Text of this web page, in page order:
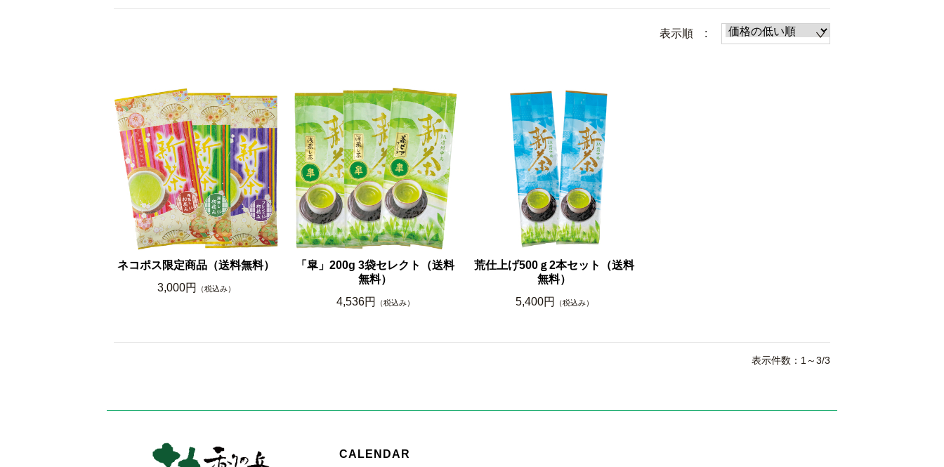
表示順 :
ネコポス限定商品（送料無料）
3,000円
（税込み）
「皐」200g 3袋セレクト（送料
無料）
4,536円
（税込み）
荒仕上げ500ｇ2本セット（送料
無料）
5,400円
（税込み）
表示件数：1～3/3
CALENDAR